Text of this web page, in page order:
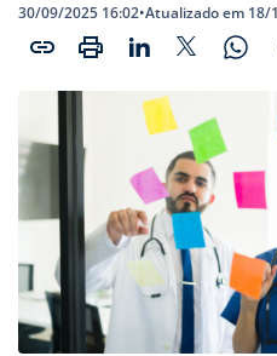
30/09/2025 16:02•Atualizado em 18/